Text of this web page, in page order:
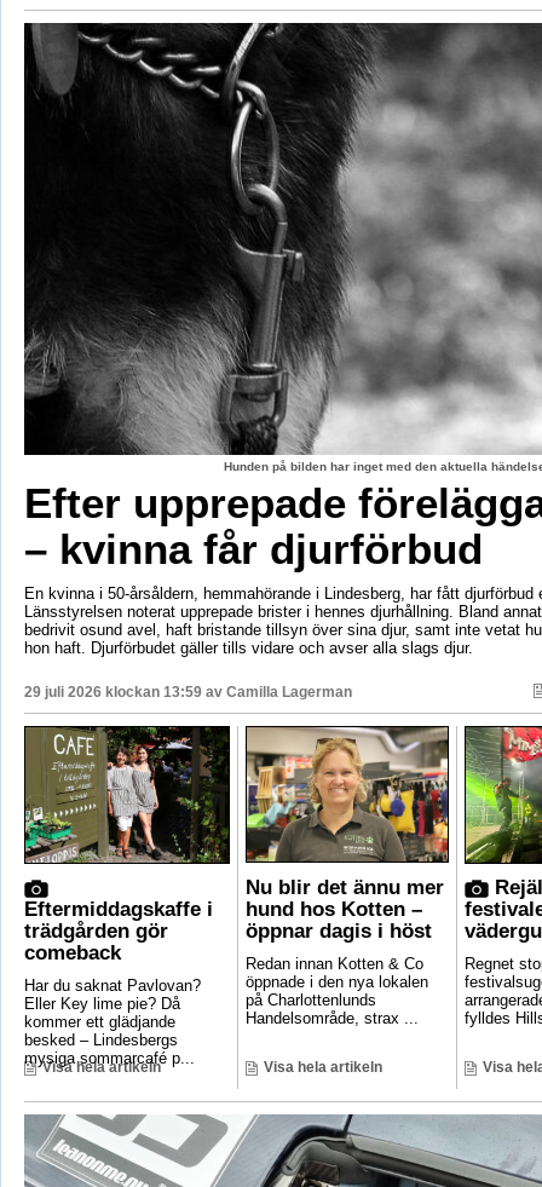
Hunden på bilden har inget med den aktuella
Efter upprepade
– kvinna får djurförbud
En kvinna i 50-årsåldern, hemmahörande i Lindesberg, har fått djurförbud
Länsstyrelsen noterat upprepade brister i hennes djurhållning. Bland
bedrivit osund avel, haft bristande tillsyn över sina djur, samt inte vetat
hon haft. Djurförbudet gäller tills vidare och avser alla slags djur.
29 juli 2026 klockan 13:59 av Camilla Lagerman
Eftermiddagskaffe i
trädgården gör
comeback
Har du saknat Pavlovan?
Eller Key lime pie? Då
kommer ett glädjande
besked – Lindesbergs
mysiga sommarcafé p...
Visa hela artikeln
Nu blir det ännu mer
hund hos Kotten –
öppnar dagis i höst
Redan innan Kotten & Co
öppnade i den nya lokalen
på Charlottenlunds
Handelsområde, strax ...
Visa hela artikeln
Regnet
fylldes
Visa